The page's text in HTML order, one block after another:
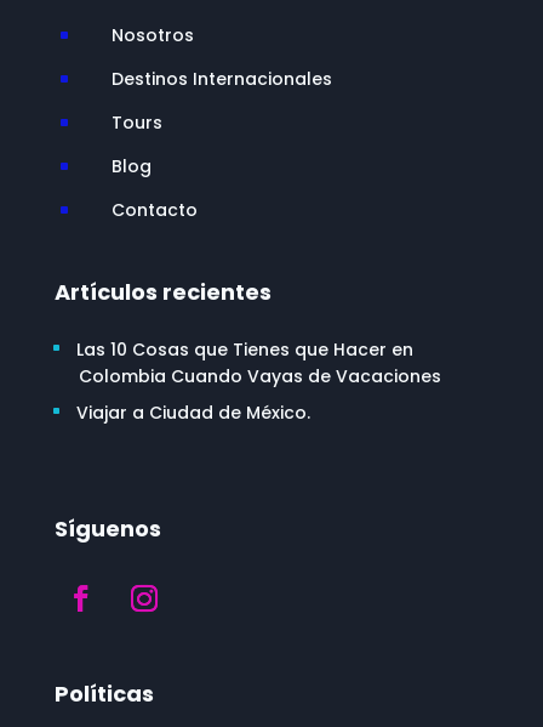
^ Nosotros
^ Destinos Internacionales
^ Tours
^ Blog
^ Contacto
Artículos recientes
Las 10 Cosas que Tienes que Hacer en
Colombia Cuando Vayas de Vacaciones
Viajar a Ciudad de México.
Síguenos
Políticas